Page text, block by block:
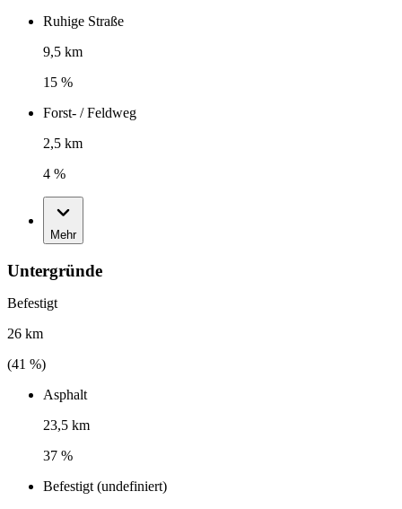
Ruhige Straße
9,5 km
15 %
Forst- / Feldweg
2,5 km
4 %
Mehr
Untergründe
Befestigt
26 km
(41 %)
Asphalt
23,5 km
37 %
Befestigt (undefiniert)